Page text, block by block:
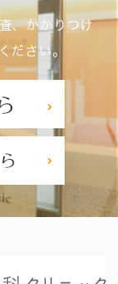
、かかりつけ
ださい。